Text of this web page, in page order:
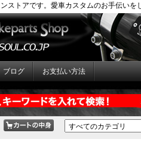
ストアです。愛車カスタムのお手伝いを
ブログ お支払い方法